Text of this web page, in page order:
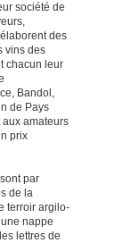
société de
des
vins des
chacun leur
Bandol,
de Pays
aux amateurs
prix
par
de la
terroir argilo-
nappe
lettres de